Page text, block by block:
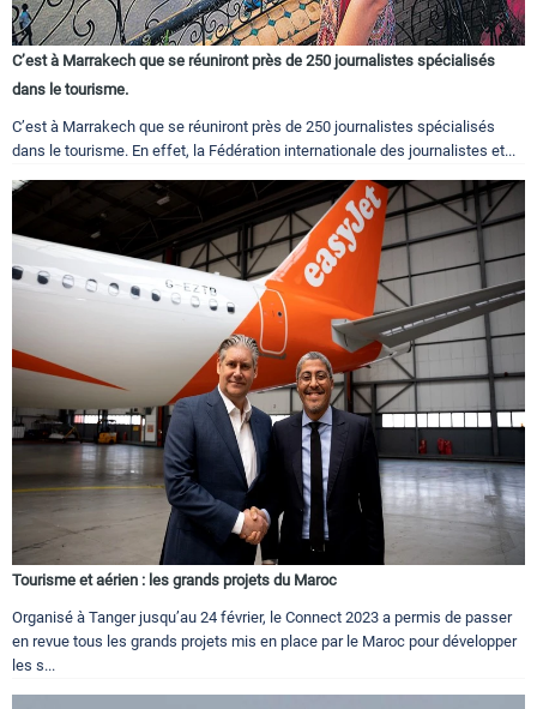
C’est à Marrakech que se réuniront près de 250 journalistes spécialisés
dans le tourisme.
C’est à Marrakech que se réuniront près de 250 journalistes spécialisés
dans le tourisme. En effet, la Fédération internationale des journalistes et...
Tourisme et aérien : les grands projets du Maroc
Organisé à Tanger jusqu’au 24 février, le Connect 2023 a permis de passer
en revue tous les grands projets mis en place par le Maroc pour développer
les s...